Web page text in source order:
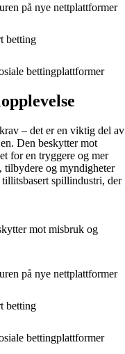
på nye nettplattformer
betting
bettingplattformer
– det er en viktig del av
Den beskytter mot
for en tryggere og mer
tilbydere og myndigheter
spillindustri, der
mot misbruk og
på nye nettplattformer
betting
bettingplattformer